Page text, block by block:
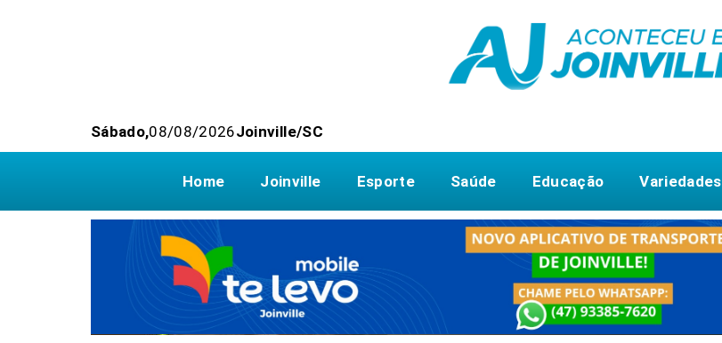
Sábado,08/08/2026Joinville/SC
Home Joinville Esporte Saúde Educação Variedades